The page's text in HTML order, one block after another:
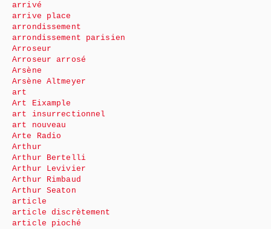
arrivé
arrive place
arrondissement
arrondissement parisien
Arroseur
Arroseur arrosé
Arsène
Arsène Altmeyer
art
Art Eixample
art insurrectionnel
art nouveau
Arte Radio
Arthur
Arthur Bertelli
Arthur Levivier
Arthur Rimbaud
Arthur Seaton
article
article discrètement
article pioché